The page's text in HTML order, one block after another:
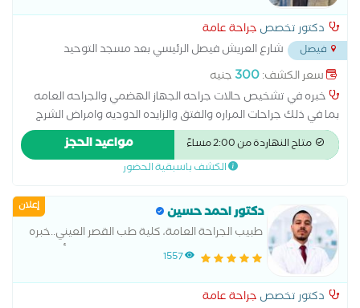
دكتور تخصص جراحة عامة
فيصل
شارع العريش فيصل الرئيسي بعد مسجد التوحيد
أمام مول الثريا...
سعر الكشف:300 جنيه
خبره في تشخيص حالات جراحه الجهاز الهضمي والجراحه العامه
بما في ذلك جراحات المراره والفتق والزايده الدوديه وامراض الشرج
والمستقيم والبواسير وجراحه اورام الثدي واورام الجهاز الهضمي -
يهتم بتقديم رعايه طبيه دقيقه وفق احدث الارشادات الطبيه مع
الحرص علي راحه المريض والمتابعه الجيده قبل وبعد الجراحه
متاح النهاردة من 2:00 مساءً مواعيد الحجز
الكشف باسبقية الحضور
إعلان دكتور احمد حسين
طبيب الجراحة العامة، كلية طب القصر العيني..خبره
في جراحات المرارة، الفتق، الزائدة الدودية، وأمراض
وفق أحدث الإرشادات
1557
دكتور تخصص جراحة عامة